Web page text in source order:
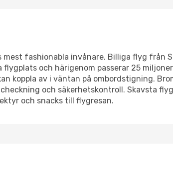
fashionabla invånare. Billiga flyg från
och härigenom passerar 25
koppla av i väntan på ombordstigning.
och säkerhetskontroll. Skavsta
och snacks till flygresan.